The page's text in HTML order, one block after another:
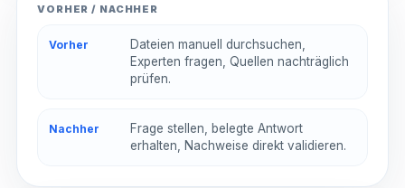
VORHER / NACHHER
Vorher
Dateien manuell durchsuchen,
Experten fragen, Quellen nachträglich
prüfen.
Nachher
Frage stellen, belegte Antwort
erhalten, Nachweise direkt validieren.